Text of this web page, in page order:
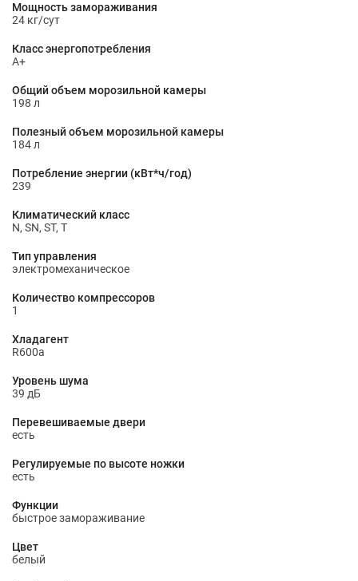
Мощность замораживания
24 кг/сут
Класс энергопотребления
A+
Общий объем морозильной камеры
198 л
Полезный объем морозильной камеры
184 л
Потребление энергии (кВт*ч/год)
239
Климатический класс
N, SN, ST, T
Тип управления
электромеханическое
Количество компрессоров
1
Хладагент
R600a
Уровень шума
39 дБ
Перевешиваемые двери
есть
Регулируемые по высоте ножки
есть
Функции
быстрое замораживание
Цвет
белый